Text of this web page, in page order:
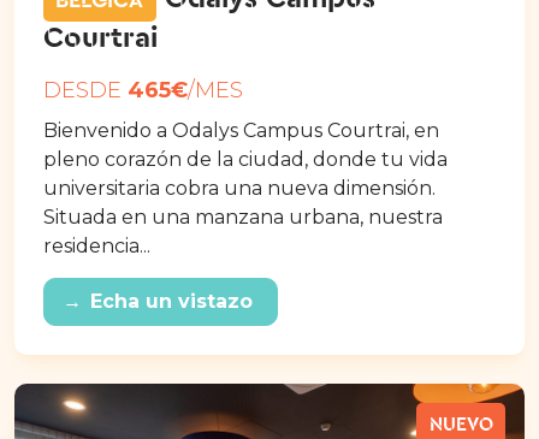
Courtrai
DESDE 465€/MES
Bienvenido a Odalys Campus Courtrai, en
pleno corazón de la ciudad, donde tu vida
universitaria cobra una nueva dimensión.
Situada en una manzana urbana, nuestra
residencia...
→ Echa un vistazo
NUEVO